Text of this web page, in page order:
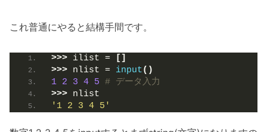
これ普通にやると結構手間です。
>>> ilist =
[]
>>> nlist = input()
1 2 3 4 5 # データ入力
>>> nlist
'1 2 3 4 5'